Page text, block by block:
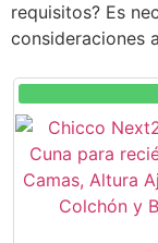
requisitos? Es
consideraciones